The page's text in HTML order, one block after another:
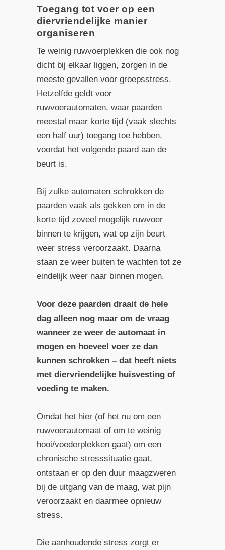
Toegang tot voer op een
diervriendelijke manier
organiseren
Te weinig ruwvoerplekken die ook nog
dicht bij elkaar liggen, zorgen in de
meeste gevallen voor groepsstress.
Hetzelfde geldt voor
ruwvoerautomaten, waar paarden
meestal maar korte tijd (vaak slechts
een half uur) toegang toe hebben,
voordat het volgende paard aan de
beurt is.
Bij zulke automaten schrokken de
paarden vaak als gekken om in de
korte tijd zoveel mogelijk ruwvoer
binnen te krijgen, wat op zijn beurt
weer stress veroorzaakt. Daarna
staan ze weer buiten te wachten tot ze
eindelijk weer naar binnen mogen.
Voor deze paarden draait de hele
dag alleen nog maar om de vraag
wanneer ze weer de automaat in
mogen en hoeveel voer ze dan
kunnen schrokken – dat heeft niets
met diervriendelijke huisvesting of
voeding te maken.
Omdat het hier (of het nu om een
ruwvoerautomaat of om te weinig
hooi/voederplekken gaat) om een
chronische stresssituatie gaat,
ontstaan er op den duur maagzweren
bij de uitgang van de maag, wat pijn
veroorzaakt en daarmee opnieuw
stress.
Die aanhoudende stress zorgt er